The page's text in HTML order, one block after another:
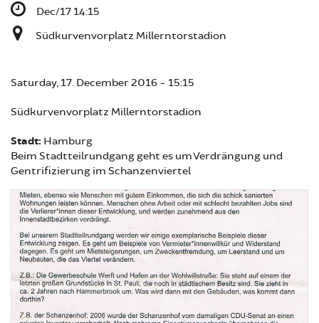
Dec/17 14:15
Südkurvenvorplatz Millerntorstadion
Saturday, 17. December 2016 - 15:15
Südkurvenvorplatz Millerntorstadion
Stadt: Hamburg
Beim Stadtteilrundgang geht es um Verdrängung und
Gentrifizierung im Schanzenviertel